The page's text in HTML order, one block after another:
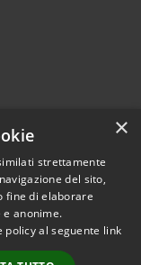
© 2026 • Comune di
• Powered by
×
strettamente
del sito,
fine di elaborare
anonime.
al seguente link